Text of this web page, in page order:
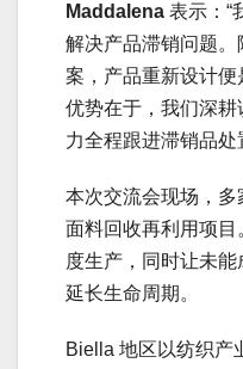
Maddalena 表示：“
解决产品滞销问题
案，产品重新设计
优势在于，我们深
力全程跟进滞销品处
本次交流会现场，
面料回收再利用项
度生产，同时让未
延长生命周期。
Biella 地区以纺织产